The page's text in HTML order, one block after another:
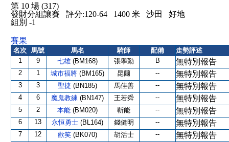
第 10 場 (317)
發財分組讓賽 評分:120-64 1400 米 沙田 好地
組別 -1
賽果
名次 馬號 馬名 騎師 配備
走勢評述
1
9 七雄 (BM168) 張學勤 B 無特別報告
2 1 城市福將 (BM165) 昆爾 -- 無特別報告
3 3 聖捷 (BN185) 馬佳善 -- 無特別報告
4 6 魔鬼教練 (BN147) 王若舜 -- 無特別報告
5 2 本能 (BM020) 靳能 -- 無特別報告
6 13 永恒勇士 (BL164) 錢健明 -- 無特別報告
7 12 歡笑 (BK070) 胡活士 -- 無特別報告